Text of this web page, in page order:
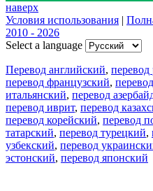
наверх
Условия использования |
2010 - 2026
Select a language
Перевод английский, перевод
перевод французский,
итальянский, перевод
перевод иврит, перевод
перевод корейский, перевод
татарский, перевод турецкий,
узбекский, перевод
эстонский, перевод японский